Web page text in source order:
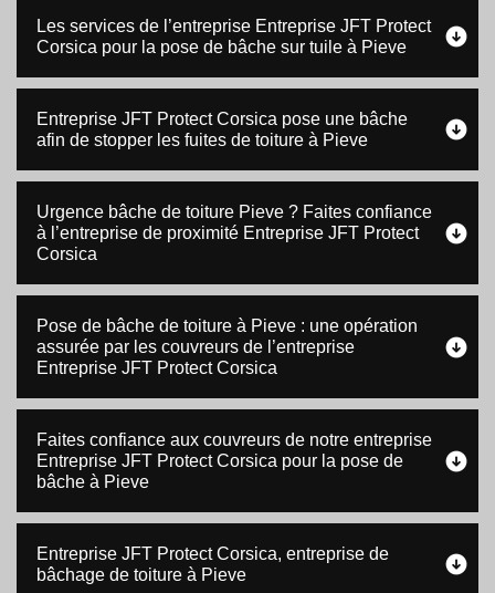
Les services de l’entreprise Entreprise JFT Protect
Corsica pour la pose de bâche sur tuile à Pieve
Entreprise JFT Protect Corsica pose une bâche
afin de stopper les fuites de toiture à Pieve
Urgence bâche de toiture Pieve ? Faites confiance
à l’entreprise de proximité Entreprise JFT Protect
Corsica
Pose de bâche de toiture à Pieve : une opération
assurée par les couvreurs de l’entreprise
Entreprise JFT Protect Corsica
Faites confiance aux couvreurs de notre entreprise
Entreprise JFT Protect Corsica pour la pose de
bâche à Pieve
Entreprise JFT Protect Corsica, entreprise de
bâchage de toiture à Pieve